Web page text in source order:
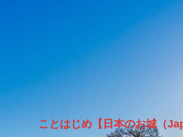
ことはじめ【日本のお城（